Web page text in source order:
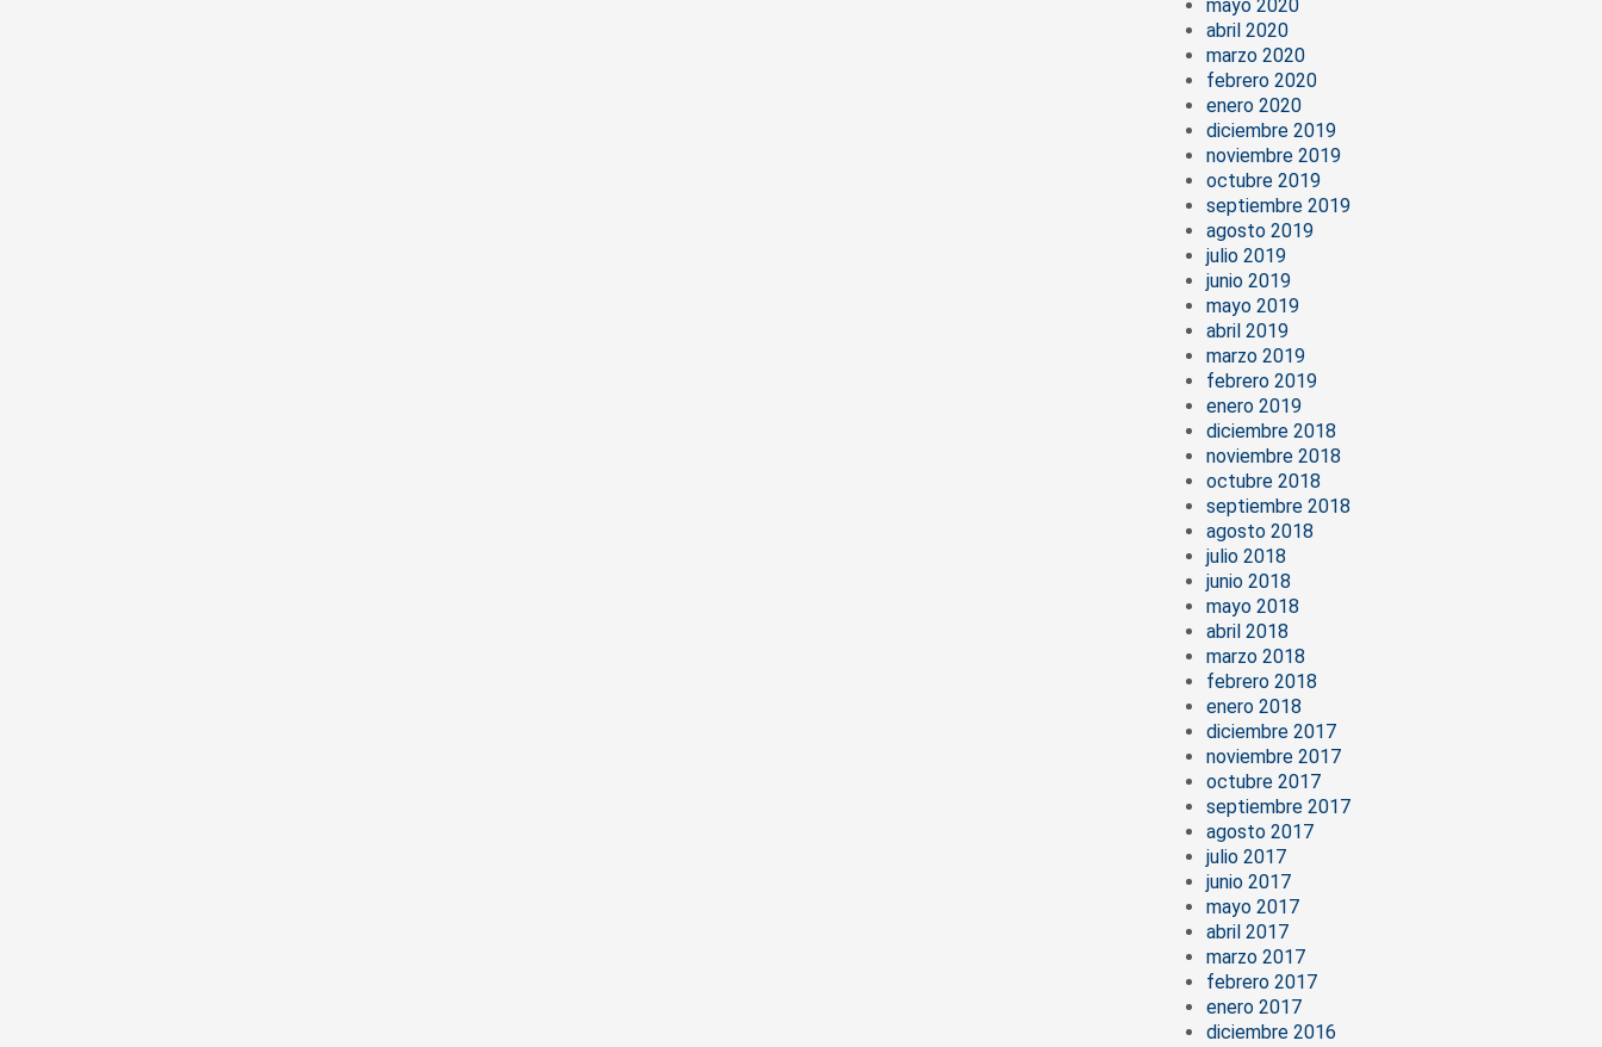
mayo 2020
abril 2020
marzo 2020
febrero 2020
enero 2020
diciembre 2019
noviembre 2019
octubre 2019
septiembre 2019
agosto 2019
julio 2019
junio 2019
mayo 2019
abril 2019
marzo 2019
febrero 2019
enero 2019
diciembre 2018
noviembre 2018
octubre 2018
septiembre 2018
agosto 2018
julio 2018
junio 2018
mayo 2018
abril 2018
marzo 2018
febrero 2018
enero 2018
diciembre 2017
noviembre 2017
octubre 2017
septiembre 2017
agosto 2017
julio 2017
junio 2017
mayo 2017
abril 2017
marzo 2017
febrero 2017
enero 2017
diciembre 2016